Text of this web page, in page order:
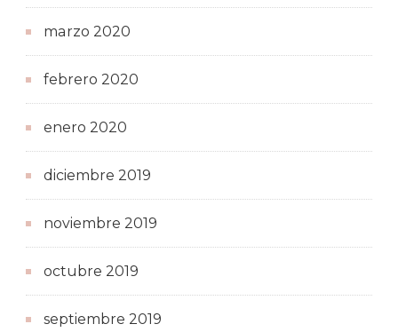
marzo 2020
febrero 2020
enero 2020
diciembre 2019
noviembre 2019
octubre 2019
septiembre 2019